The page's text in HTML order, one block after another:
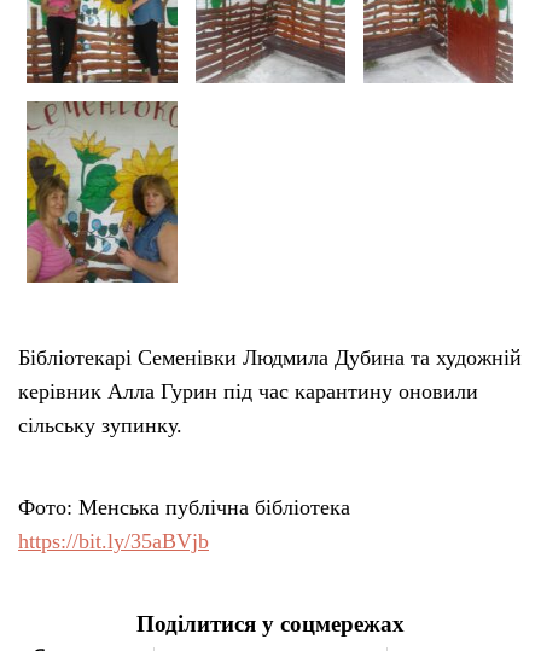
Бібліотекарі Семенівки Людмила Дубина та художній
керівник Алла Гурин під час карантину оновили
сільську зупинку.
Фото: Менська публічна бібліотека
https://bit.ly/35aBVjb
Поділитися у соцмережах